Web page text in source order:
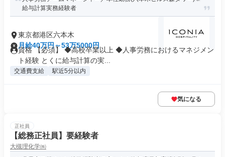
給与計算実務経験者
東京都港区六本木
月給40万円～53万5000円
資格 【必須】 ◆高校卒業以上 ◆人事労務におけるマネジメン
ト経験 とくに給与計算の実...
交通費支給 駅近5分以内
気になる
正社員
【総務正社員】要経験者
大槻理化学㈱